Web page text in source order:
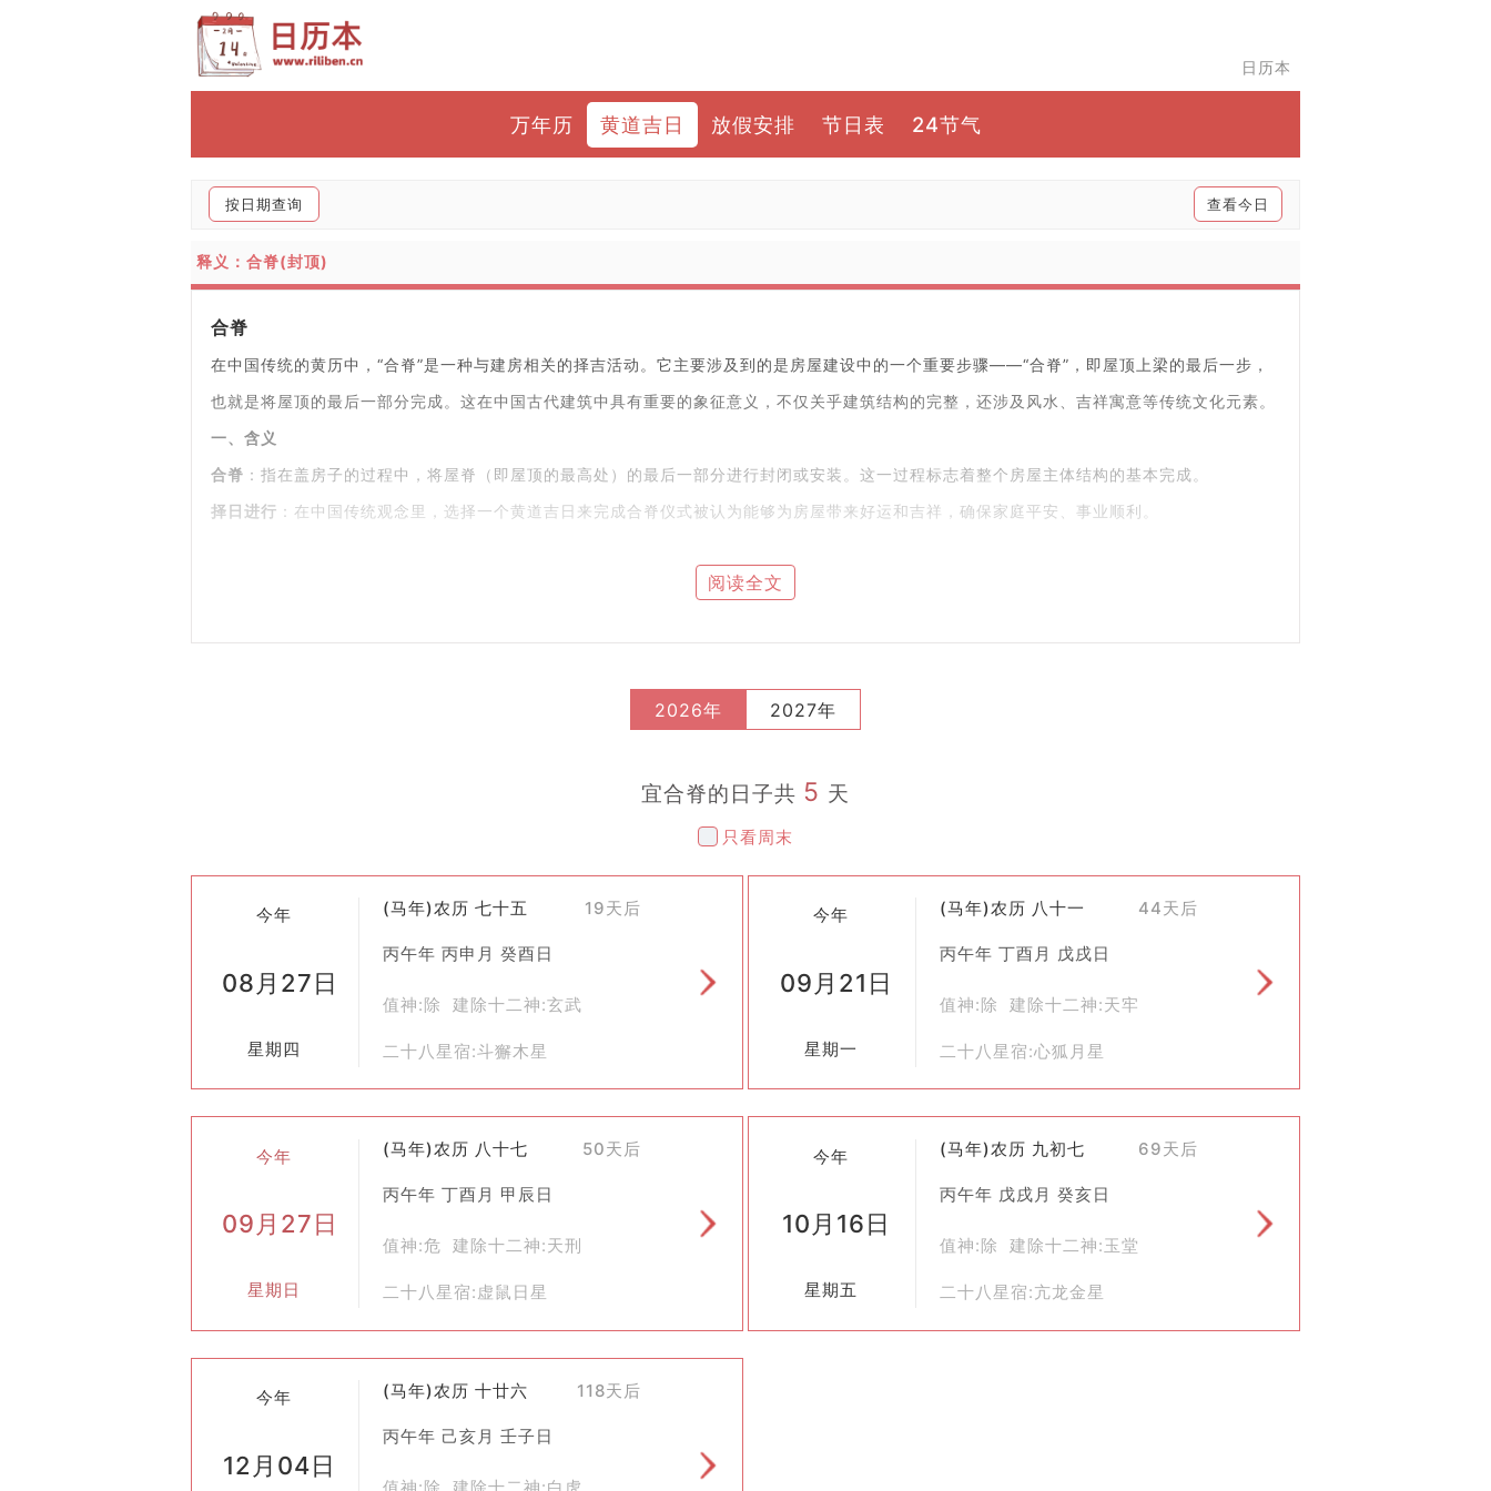
日历本
万年历 黄道吉日 放假安排 节日表 24节气
按日期查询 查看今日
释义：合脊(封顶)
合脊
在中国传统的黄历中，“合脊”是一种与建房相关的择吉活动。它主要涉及到的是房屋建设中的一个重要步骤——“合脊”，即屋顶上梁的最后一步，
也就是将屋顶的最后一部分完成。这在中国古代建筑中具有重要的象征意义，不仅关乎建筑结构的完整，还涉及风水、吉祥寓意等传统文化元素。
一、含义
合脊 ：指在盖房子的过程中，将屋脊（即屋顶的最高处）的最后一部分进行封闭或安装。这一过程标志着整个房屋主体结构的基本完成。
择日进行 ：在中国传统观念里，选择一个黄道吉日来完成合脊仪式被认为能够为房屋带来好运和吉祥，确保家庭平安、事业顺利。
在古代社会，房屋是家族财富与地位的重要象征。因此，在建造过程中融入各种祈福仪式是非常普遍的做法。
进行合脊仪式之前，人们会参照黄历选择良辰吉日。选择的标准主要包括但不限于：
：根据黄历上标注的宜忌事项，挑选适合动土、上梁的日子。
：避免与户主生肖相冲的日子，同时也要避开各种不利的神煞方位。
准备材料：确保所有用于合脊的木材、钉子等材料齐全，并经过检查确认质量良好。
祭祀仪式：在选定的吉时开始前，先举行简单的祭拜天地、祖先的仪式，祈求保佑工程顺利、家人安康。
：由经验丰富的工匠师傅指挥工人将预先制作好的屋脊构件安装到位，完成最后的拼接工作。
庆祝活动 ：合脊完成后，往往会举办宴席庆祝这一重要时刻，邀请亲朋好友共同见证并祝福新居落成。
传承与教育：通过这种传统习俗可以让年轻一代了解祖先智慧及对自然敬畏之心。
虽然现代社会已经不再像过去那样严格遵循黄历办事，但许多地方依然保留着合脊仪式的传统。人们更多地将其视为一种文化和情感上的寄托，而
非实际意义上的必要程序。在一些注重传统文化保护的城市或乡村，政府也会组织类似活动来弘扬中华优秀传统文化。
总之，“合脊”作为中国传统文化中关于建筑的一项重要仪式，不仅体现了古人的智慧与信仰，也承载着人们对美好生活的向往和追求。即使在今
天，它仍然具有一定的现实意义和社会价值。
阅读全文
2026年 2027年
宜合脊的日子共 5 天
只看周末
今年
08月27日
星期四
(马年)农历 七十五 19天后
丙午年 丙申月 癸酉日
值神:除 建除十二神:玄武
二十八星宿:斗獬木星
今年
09月21日
星期一
(马年)农历 八十一 44天后
丙午年 丁酉月 戊戌日
值神:除 建除十二神:天牢
二十八星宿:心狐月星
今年
09月27日
星期日
(马年)农历 八十七 50天后
丙午年 丁酉月 甲辰日
值神:危 建除十二神:天刑
二十八星宿:虚鼠日星
今年
10月16日
星期五
(马年)农历 九初七 69天后
丙午年 戊戌月 癸亥日
值神:除 建除十二神:玉堂
二十八星宿:亢龙金星
今年
12月04日
(马年)农历 十廿六 118天后
丙午年 己亥月 壬子日
值神:除 建除十二神:白虎